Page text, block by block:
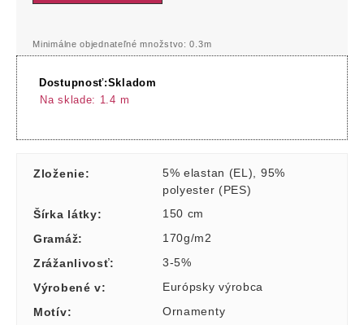
Minimálne objednateľné množstvo: 0.3m
Dostupnosť:Skladom
Na sklade: 1.4 m
Zloženie: 5% elastan (EL)
95%
polyester (PES)
Šírka látky:
150 cm
Gramáž:
170g/m2
Zrážanlivosť:
3-5%
Výrobené v:
Európsky výrobca
Motív:
Ornamenty